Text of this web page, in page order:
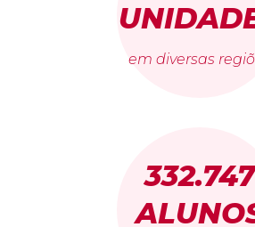
em diversas
332.747